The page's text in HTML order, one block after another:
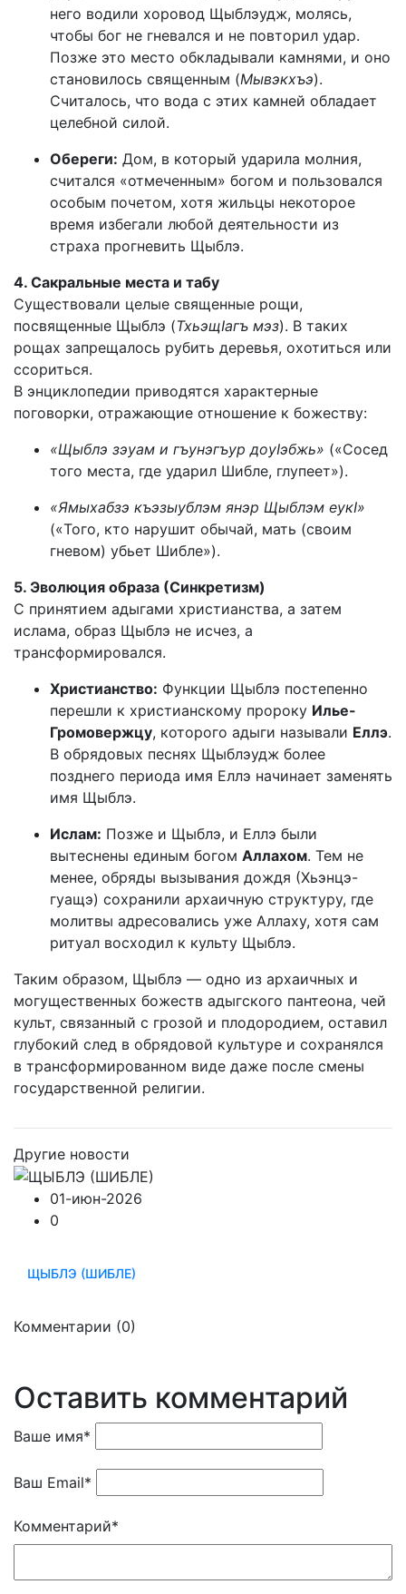
него водили хоровод Щыблэудж, молясь,
чтобы бог не гневался и не повторил удар.
Позже это место обкладывали камнями, и оно
становилось священным (Мывэкхъэ).
Считалось, что вода с этих камней обладает
целебной силой.
Обереги: Дом, в который ударила молния,
считался «отмеченным» богом и пользовался
особым почетом, хотя жильцы некоторое
время избегали любой деятельности из
страха прогневить Щыблэ.
4. Сакральные места и табу
Существовали целые священные рощи,
посвященные Щыблэ (ТхьэщIагъ мэз). В таких
рощах запрещалось рубить деревья, охотиться или
ссориться.
В энциклопедии приводятся характерные
поговорки, отражающие отношение к божеству:
«Щыблэ зэуам и гъунэгъур доуIэбжь» («Сосед
того места, где ударил Шибле, глупеет»).
«Ямыхабзэ къэзыублэм янэр Щыблэм еукI»
(«Того, кто нарушит обычай, мать (своим
гневом) убьет Шибле»).
5. Эволюция образа (Синкретизм)
С принятием адыгами христианства, а затем
ислама, образ Щыблэ не исчез, а
трансформировался.
Христианство: Функции Щыблэ постепенно
перешли к христианскому пророку Илье-
Громовержцу, которого адыги называли Еллэ.
В обрядовых песнях Щыблэудж более
позднего периода имя Еллэ начинает заменять
имя Щыблэ.
Ислам: Позже и Щыблэ, и Еллэ были
вытеснены единым богом Аллахом. Тем не
менее, обряды вызывания дождя (Хьэнцэ-
гуащэ) сохранили архаичную структуру, где
молитвы адресовались уже Аллаху, хотя сам
ритуал восходил к культу Щыблэ.
Таким образом, Щыблэ — одно из архаичных и
могущественных божеств адыгского пантеона, чей
культ, связанный с грозой и плодородием, оставил
глубокий след в обрядовой культуре и сохранялся
в трансформированном виде даже после смены
государственной религии.
Другие новости
01-июн-2026
0
ЩЫБЛЭ (ШИБЛЕ)
Комментарии (0)
Оставить комментарий
Ваше имя*
Ваш Email*
Комментарий*